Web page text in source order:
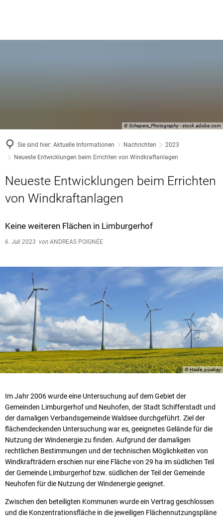
© Schepers_Photography - stock.adobe.com
Sie sind hier: Aktuelle Informationen Nachrichten
2023
Neueste Entwicklungen beim Errichten von Windkraftanlagen
Neueste Entwicklungen beim Errichten
von Windkraftanlagen
Keine weiteren Flächen in Limburgerhof
6. Juli 2023 von ANDREAS POIGNÉE
© Haide, pixabay
Im Jahr 2006 wurde eine Untersuchung auf dem Gebiet der
Gemeinden Limburgerhof und Neuhofen, der Stadt Schifferstadt und
der damaligen Verbandsgemeinde Waldsee durchgeführt. Ziel der
flächendeckenden Untersuchung war es, geeignetes Gelände für die
Nutzung der Windenergie zu finden. Aufgrund der damaligen
rechtlichen Bestimmungen und der technischen Möglichkeiten von
Windkrafträdern erschien nur eine Fläche von 29 ha im südlichen Teil
der Gemeinde Limburgerhof bzw. südlichen der Teil der Gemeinde
Neuhofen für die Nutzung der Windenergie geeignet.
Zwischen den beteiligten Kommunen wurde ein Vertrag geschlossen
und die Konzentrationsfläche in die jeweiligen Flächennutzungspläne